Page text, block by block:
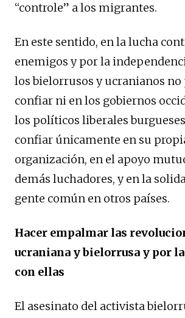
“controle” a los migrantes.
En este sentido, en la lucha
enemigos y por la
los bielorrusos y ucranianos no
confiar ni en los gobiernos
los políticos liberales
confiar únicamente en su
organización, en el apoyo
demás luchadores, y en la
gente común en otros países.
Hacer empalmar las
ucraniana y bielorrusa y por
con ellas
El asesinato del activista